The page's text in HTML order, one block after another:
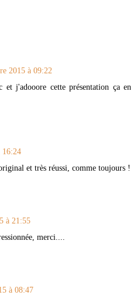
2015 à 09:22
j'adooore cette présentation ça en
16:24
et très réussi, comme toujours !
à 21:55
merci....
à 08:47